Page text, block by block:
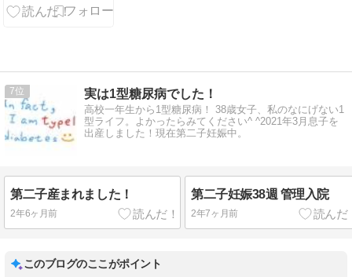
れぞれ で、焼
7 実は1型糖尿病でした！
高校一年生から1型糖尿病！ 38歳女子、私のなにげない1
型ライフ。よかったらみてください^ ^2021年3月息子を
出産しました！現在第二子妊娠中。
第二子産まれました！
2年6ヶ月前
第二子妊娠38週 管理入院
2年7ヶ月前
このブログのここがポイント